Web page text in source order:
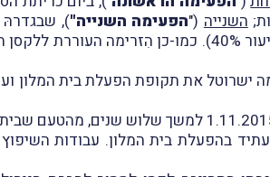
השנייה ("הפעימה השנייה"
האופציה שניתנה לה בהסכם רכישת המניות לרכישת יתרת מניותיה של
סיימה ישרוטל את תקופת הפעלת בית